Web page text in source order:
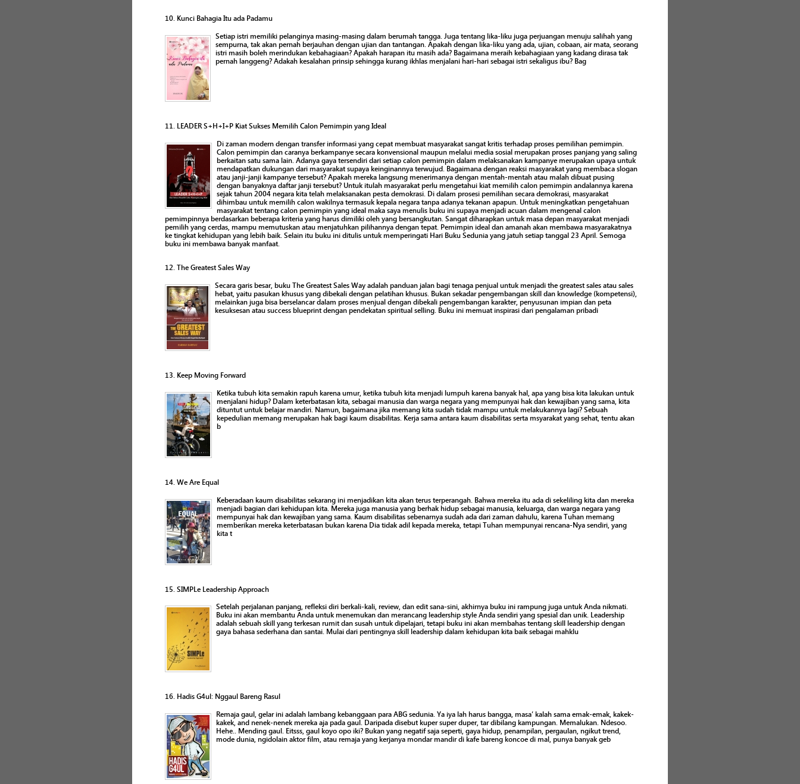
10. Kunci Bahagia Itu ada Padamu
Setiap istri memiliki pelanginya masing-masing dalam berumah tangga. Juga tentang lika-liku juga perjuangan menuju salihah yang
sempurna, tak akan pernah berjauhan dengan ujian dan tantangan. Apakah dengan lika-liku yang ada, ujian, cobaan, air mata, seorang
istri masih boleh merindukan kebahagiaan? Apakah harapan itu masih ada? Bagaimana meraih kebahagiaan yang kadang dirasa tak
pernah langgeng? Adakah kesalahan prinsip sehingga kurang ikhlas menjalani hari-hari sebagai istri sekaligus ibu? Bag
11. LEADER S+H+I+P Kiat Sukses Memilih Calon Pemimpin yang Ideal
Di zaman modern dengan transfer informasi yang cepat membuat masyarakat sangat kritis terhadap proses pemilihan pemimpin.
Calon pemimpin dan caranya berkampanye secara konvensional maupun melalui media sosial merupakan proses panjang yang saling
berkaitan satu sama lain. Adanya gaya tersendiri dari setiap calon pemimpin dalam melaksanakan kampanye merupakan upaya untuk
mendapatkan dukungan dari masyarakat supaya keinginannya terwujud. Bagaimana dengan reaksi masyarakat yang membaca slogan
atau janji-janji kampanye tersebut? Apakah mereka langsung menerimanya dengan mentah-mentah atau malah dibuat pusing
dengan banyaknya daftar janji tersebut? Untuk itulah masyarakat perlu mengetahui kiat memilih calon pemimpin andalannya karena
sejak tahun 2004 negara kita telah melaksanakan pesta demokrasi. Di dalam prosesi pemilihan secara demokrasi, masyarakat
dihimbau untuk memilih calon wakilnya termasuk kepala negara tanpa adanya tekanan apapun. Untuk meningkatkan pengetahuan
masyarakat tentang calon pemimpin yang ideal maka saya menulis buku ini supaya menjadi acuan dalam mengenal calon
pemimpinnya berdasarkan beberapa kriteria yang harus dimiliki oleh yang bersangkutan. Sangat diharapkan untuk masa depan masyarakat menjadi
pemilih yang cerdas, mampu memutuskan atau menjatuhkan pilihannya dengan tepat. Pemimpin ideal dan amanah akan membawa masyarakatnya
ke tingkat kehidupan yang lebih baik. Selain itu buku ini ditulis untuk memperingati Hari Buku Sedunia yang jatuh setiap tanggal 23 April. Semoga
buku ini membawa banyak manfaat.
12. The Greatest Sales Way
Secara garis besar, buku The Greatest Sales Way adalah panduan jalan bagi tenaga penjual untuk menjadi the greatest sales atau sales
hebat, yaitu pasukan khusus yang dibekali dengan pelatihan khusus. Bukan sekadar pengembangan skill dan knowledge (kompetensi),
melainkan juga bisa berselancar dalam proses menjual dengan dibekali pengembangan karakter, penyusunan impian dan peta
kesuksesan atau success blueprint dengan pendekatan spiritual selling. Buku ini memuat inspirasi dari pengalaman pribadi
13. Keep Moving Forward
Ketika tubuh kita semakin rapuh karena umur, ketika tubuh kita menjadi lumpuh karena banyak hal, apa yang bisa kita lakukan untuk
menjalani hidup? Dalam keterbatasan kita, sebagai manusia dan warga negara yang mempunyai hak dan kewajiban yang sama, kita
dituntut untuk belajar mandiri. Namun, bagaimana jika memang kita sudah tidak mampu untuk melakukannya lagi? Sebuah
kepedulian memang merupakan hak bagi kaum disabilitas. Kerja sama antara kaum disabilitas serta msyarakat yang sehat, tentu akan
b
14. We Are Equal
Keberadaan kaum disabilitas sekarang ini menjadikan kita akan terus terperangah. Bahwa mereka itu ada di sekeliling kita dan mereka
menjadi bagian dari kehidupan kita. Mereka juga manusia yang berhak hidup sebagai manusia, keluarga, dan warga negara yang
mempunyai hak dan kewajiban yang sama. Kaum disabilitas sebenarnya sudah ada dari zaman dahulu, karena Tuhan memang
memberikan mereka keterbatasan bukan karena Dia tidak adil kepada mereka, tetapi Tuhan mempunyai rencana-Nya sendiri, yang
kita t
15. SIMPLe Leadership Approach
Setelah perjalanan panjang, refleksi diri berkali-kali, review, dan edit sana-sini, akhirnya buku ini rampung juga untuk Anda nikmati.
Buku ini akan membantu Anda untuk menemukan dan merancang leadership style Anda sendiri yang spesial dan unik. Leadership
adalah sebuah skill yang terkesan rumit dan susah untuk dipelajari, tetapi buku ini akan membahas tentang skill leadership dengan
gaya bahasa sederhana dan santai. Mulai dari pentingnya skill leadership dalam kehidupan kita baik sebagai mahklu
16. Hadis G4ul: Nggaul Bareng Rasul
Remaja gaul, gelar ini adalah lambang kebanggaan para ABG sedunia. Ya iya lah harus bangga, masa’ kalah sama emak-emak, kakek-
kakek, and nenek-nenek mereka aja pada gaul. Daripada disebut kuper super duper, tar dibilang kampungan. Memalukan. Ndesoo.
Hehe.. Mending gaul. Eitsss, gaul koyo opo iki? Bukan yang negatif saja seperti, gaya hidup, penampilan, pergaulan, ngikut trend,
mode dunia, ngidolain aktor film, atau remaja yang kerjanya mondar mandir di kafe bareng koncoe di mal, punya banyak geb